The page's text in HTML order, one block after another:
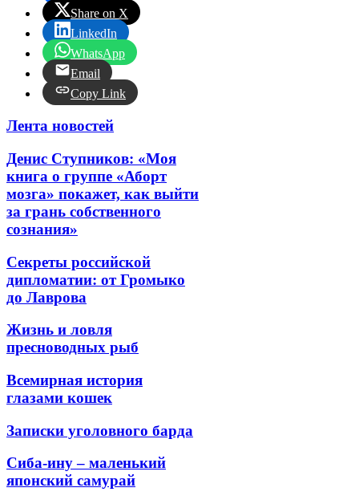
Share on X
LinkedIn
WhatsApp
Email
Copy Link
Лента новостей
Денис Ступников: «Моя
книга о группе «Аборт
мозга» покажет, как выйти
за грань собственного
сознания»
Секреты российской
дипломатии: от Громыко
до Лаврова
Жизнь и ловля
пресноводных рыб
Всемирная история
глазами кошек
Записки уголовного барда
Сиба-ину – маленький
японский самурай